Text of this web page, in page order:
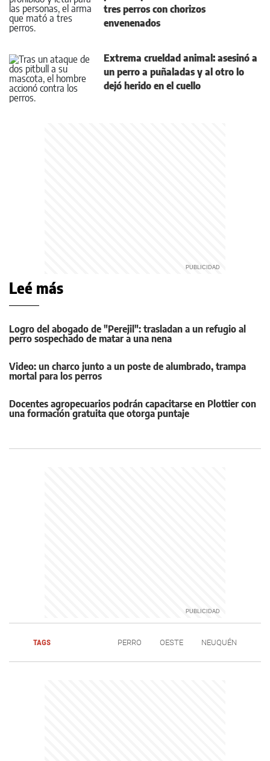
tres perros con chorizos
envenenados
Extrema crueldad animal: asesinó a
un perro a puñaladas y al otro lo
dejó herido en el cuello
Leé más
Logro del abogado de "Perejil": trasladan a un refugio al
perro sospechado de matar a una nena
Video: un charco junto a un poste de alumbrado, trampa
mortal para los perros
Docentes agropecuarios podrán capacitarse en Plottier con
una formación gratuita que otorga puntaje
TAGS PERRO OESTE NEUQUÉN